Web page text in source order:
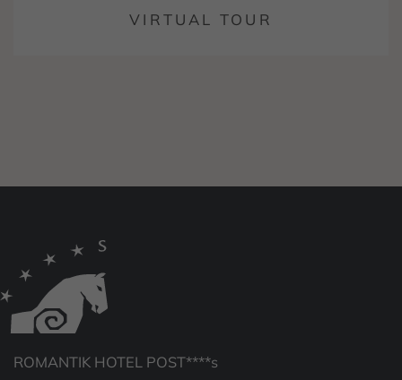
VIRTUAL TOUR
ROMANTIK HOTEL POST****s